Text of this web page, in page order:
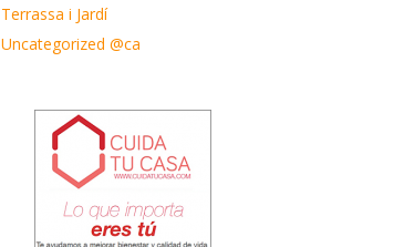
Terrassa i Jardí
Uncategorized @ca